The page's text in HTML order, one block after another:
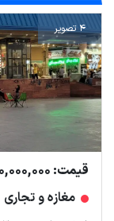
4 تصویر
قیمت: 40,000,000,000 تومان
مغازه و تجاری